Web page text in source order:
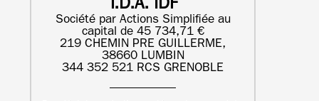
T.D.A. IDF
Société par Actions Simplifiée au
capital de 45 734,71 €
219 CHEMIN PRE GUILLERME,
38660 LUMBIN
344 352 521 RCS GRENOBLE